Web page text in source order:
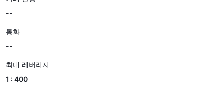
--
통화
--
최대 레버리지
1 : 400